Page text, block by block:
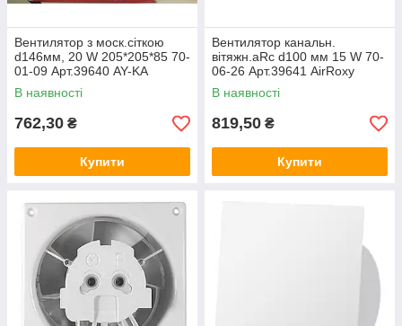
Вентилятор з моск.сіткою
d146мм, 20 W 205*205*85 70-
01-09 Арт.39640 AY-KA
В наявності
762,30 ₴
Купити
Вентилятор канальн.
вітяжн.aRc d100 мм 15 W 70-
06-26 Арт.39641 AirRoxy
В наявності
819,50 ₴
Купити